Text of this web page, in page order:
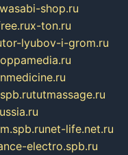
wasabi-shop.ru
x-ton.ru
tor-lyubov-i-grom.ru
tutmassage.ru
net-life.net.ru
electro.spb.ru